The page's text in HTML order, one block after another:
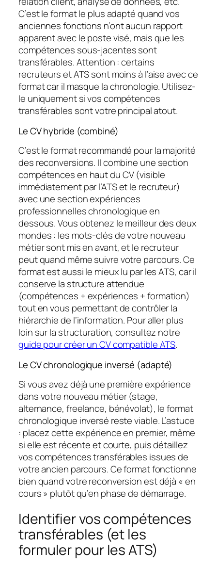
C’est le format le plus adapté quand vos
anciennes fonctions n’ont aucun rapport
apparent avec le poste visé, mais que les
compétences sous-jacentes sont
transférables. Attention : certains
recruteurs et ATS sont moins à l’aise avec ce
format car il masque la chronologie. Utilisez-
le uniquement si vos compétences
transférables sont votre principal atout.
Le CV hybride (combiné)
C’est le format recommandé pour la majorité
des reconversions. Il combine une section
compétences en haut du CV (visible
immédiatement par l’ATS et le recruteur)
avec une section expériences
professionnelles chronologique en
dessous. Vous obtenez le meilleur des deux
mondes : les mots-clés de votre nouveau
métier sont mis en avant, et le recruteur
peut quand même suivre votre parcours. Ce
format est aussi le mieux lu par les ATS, car il
conserve la structure attendue
(compétences + expériences + formation)
tout en vous permettant de contrôler la
hiérarchie de l’information. Pour aller plus
loin sur la structuration, consultez notre
guide pour créer un CV compatible ATS.
Le CV chronologique inversé (adapté)
Si vous avez déjà une première expérience
dans votre nouveau métier (stage,
alternance, freelance, bénévolat), le format
chronologique inversé reste viable. L’astuce
: placez cette expérience en premier, même
si elle est récente et courte, puis détaillez
vos compétences transférables issues de
votre ancien parcours. Ce format fonctionne
bien quand votre reconversion est déjà « en
cours » plutôt qu’en phase de démarrage.
Identifier vos compétences
transférables (et les
formuler pour les ATS)